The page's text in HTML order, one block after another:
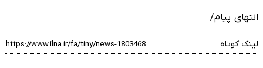
انتهای پیام/
لینک کوتاه